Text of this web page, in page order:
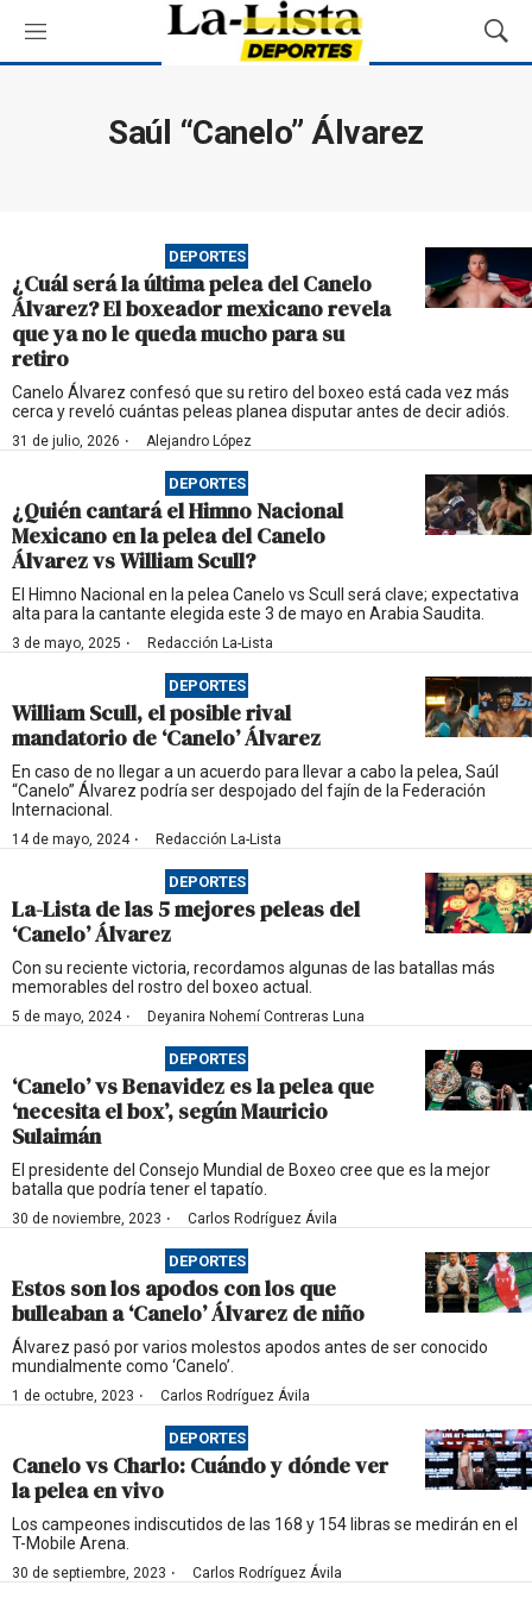
M
e
M
o
ú
s
q
u
a
Saúl “Canelo” Álvarez
DEPORTES
¿Cuál será la última pelea del Canelo
Álvarez? El boxeador mexicano revela
que ya no le queda mucho para su
retiro
Canelo Álvarez confesó que su retiro del boxeo está cada vez más
cerca y reveló cuántas peleas planea disputar antes de decir adiós.
31 de julio, 2026 · Alejandro López
DEPORTES
¿Quién cantará el Himno Nacional
Mexicano en la pelea del Canelo
Álvarez vs William Scull?
El Himno Nacional en la pelea Canelo vs Scull será clave; expectativa
alta para la cantante elegida este 3 de mayo en Arabia Saudita.
3 de mayo, 2025 · Redacción La-Lista
DEPORTES
William Scull, el posible rival
mandatorio de ‘Canelo’ Álvarez
En caso de no llegar a un acuerdo para llevar a cabo la pelea, Saúl
“Canelo” Álvarez podría ser despojado del fajín de la Federación
Internacional.
14 de mayo, 2024· Redacción La-Lista
DEPORTES
La-Lista de las 5 mejores peleas del
‘Canelo’ Álvarez
Con su reciente victoria, recordamos algunas de las batallas más
memorables del rostro del boxeo actual.
5 de mayo, 2024· Deyanira Nohemí Contreras Luna
DEPORTES
‘Canelo’ vs Benavidez es la pelea que
‘necesita el box’, según Mauricio
Sulaimán
El presidente del Consejo Mundial de Boxeo cree que es la mejor
batalla que podría tener el tapatío.
30 de noviembre, 2023 · Carlos Rodríguez Ávila
DEPORTES
Estos son los apodos con los que
bulleaban a ‘Canelo’ Álvarez de niño
Álvarez pasó por varios molestos apodos antes de ser conocido
mundialmente como ‘Canelo’.
1 de octubre, 2023 · Carlos Rodríguez Ávila
DEPORTES
Canelo vs Charlo: Cuándo y dónde ver
la pelea en vivo
Los campeones indiscutidos de las 168 y 154 libras se medirán en el
T-Mobile Arena.
30 de septiembre, 2023 · Carlos Rodríguez Ávila